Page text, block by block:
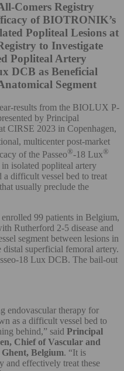
Comers Registry
of BIOTRONIK’s
Popliteal Lesions at
to Investigate
Popliteal Artery
DCB as Beneficial
Segment
results from the BIOLUX P-
by Principal
CIRSE 2023 in Copenhagen,
multicenter post-market
of the Passeo®-18 Lux®
isolated popliteal artery
a difficult vessel bed to treat
usually preclude the
99 patients in Belgium,
Rutherford 2-5 disease and
segment between lesions in
superficial femoral artery.
18 Lux DCB. The bail-out
endovascular therapy for
as a difficult vessel bed to
behind,” said Principal
Chief of Vascular and
Belgium. “It is
and effectively treat these